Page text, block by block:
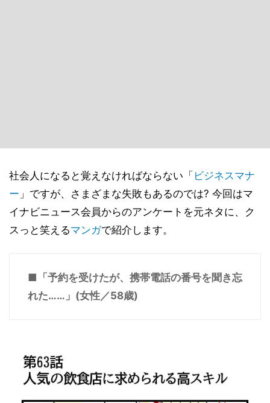
社会人になると覚えなければならない「 ビジネスマナ
ー 」ですが、さまざまな失敗もあるのでは? 今回はマ
イナビニュース会員からのアンケートを元ネタに、ク
スっと笑えるマンガで紹介します。
■「予約を受けたが、携帯電話の番号を聞き忘
れた……」(女性／58歳)